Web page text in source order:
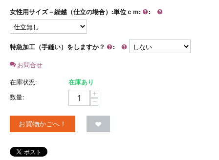
女性用サイズ－繰越（仕立の場合）:単位ｃｍ: :
特急加工（手縫い）をしますか？ :
お問合せ
在庫状況:
在庫あり
数量:
+
−
お買物かごへ！